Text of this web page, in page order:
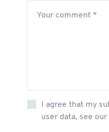
I agree that my
user data, see our